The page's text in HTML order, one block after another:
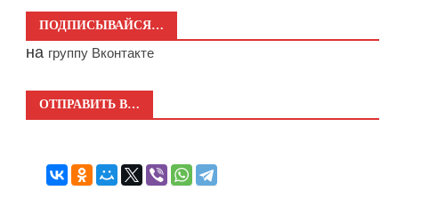
ПОДПИСЫВАЙСЯ…
на группу Вконтакте
ОТПРАВИТЬ В…